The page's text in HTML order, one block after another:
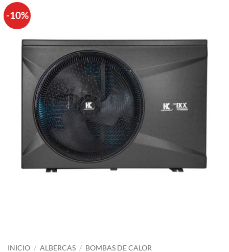
-10%
INICIO / ALBERCAS / BOMBAS DE CALOR